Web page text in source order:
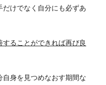
けでなく自分にも必ずあ
ることができれば再び良
身を見つめなおす期間な